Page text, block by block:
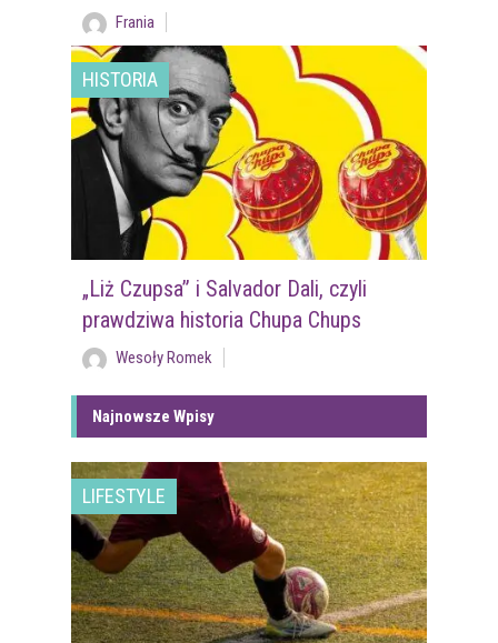
Frania
HISTORIA
„Liż Czupsa” i Salvador Dali, czyli
prawdziwa historia Chupa Chups
Wesoły Romek
Najnowsze Wpisy
LIFESTYLE